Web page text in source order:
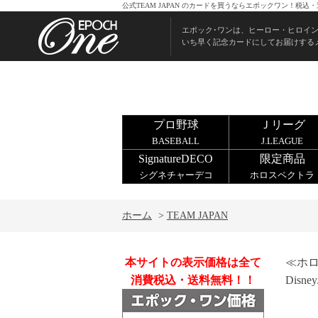
公式TEAM JAPAN のカードを買うならエポックワン！税込
エポック･ワンは、ヒーロー・ヒロイ
いち早く記念カードにしてお届けす
プロ野球
BASEBALL
Ｊリーグ
J.LEAGUE
SignatureDECO
シグネチャーデコ
限定商品
ホロスペクトラ
ホーム > TEAM JAPAN
本サイトの表示価格は全て
消費税込・送料無料！！
≪ホ